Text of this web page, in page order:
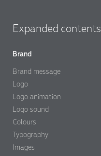
Expanded contents
Brand
Brand message
Logo
Logo animation
Logo sound
Colours
Typography
Images